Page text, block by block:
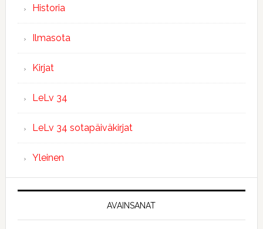
Historia
Ilmasota
Kirjat
LeLv 34
LeLv 34 sotapäiväkirjat
Yleinen
AVAINSANAT